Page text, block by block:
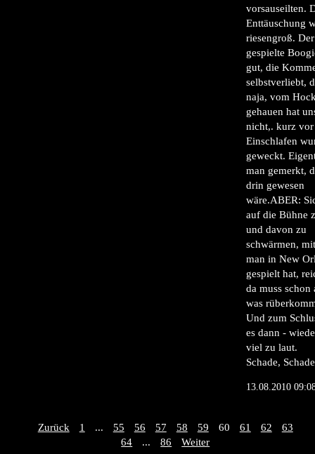
vorsauseilten.
Enttäuschung
riesengroß.
gespielte
gut, die
selbstverliebt,
naja, vom
gehauen hat
nicht,. kurz vor
Einschlafen
geweckt.
man gemerkt,
drin gewesen
wäre.ABER:
auf die Bühne
und davon zu
schwärmen,
man in New
gespielt hat,
da muss schon
was
Und zum
es dann -
viel zu laut.
Schade,
13.08.2010
Zurück 1 ... 55 56 57 58 59 60 61 62
63
64
... 86 Weiter